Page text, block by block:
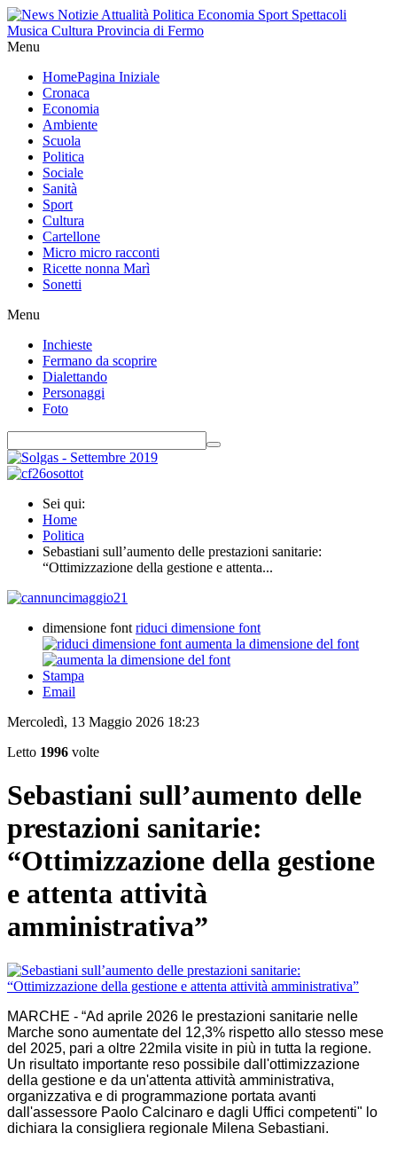
Menu
HomePagina Iniziale
Cronaca
Economia
Ambiente
Scuola
Politica
Sociale
Sanità
Sport
Cultura
Cartellone
Micro micro racconti
Ricette nonna Marì
Sonetti
Menu
Inchieste
Fermano da scoprire
Dialettando
Personaggi
Foto
Sei qui:
Home
Politica
Sebastiani sull’aumento delle prestazioni sanitarie:
“Ottimizzazione della gestione e attenta...
dimensione font riduci dimensione font
aumenta la dimensione del font
Stampa
Email
Mercoledì, 13 Maggio 2026 18:23
Letto 1996 volte
Sebastiani sull’aumento delle
prestazioni sanitarie:
“Ottimizzazione della gestione
e attenta attività
amministrativa”
MARCHE - “Ad aprile 2026 le prestazioni sanitarie nelle
Marche sono aumentate del 12,3% rispetto allo stesso mese
del 2025, pari a oltre 22mila visite in più in tutta la regione.
Un risultato importante reso possibile dall'ottimizzazione
della gestione e da un'attenta attività amministrativa,
organizzativa e di programmazione portata avanti
dall'assessore Paolo Calcinaro e dagli Uffici competenti" lo
dichiara la consigliera regionale Milena Sebastiani.